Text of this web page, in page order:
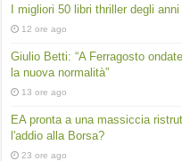
I migliori 50 libri thriller degli
12 ore ago
Giulio Betti: “A Ferragosto
la nuova normalità”
13 ore ago
EA pronta a una massiccia
l'addio alla Borsa?
23 ore ago